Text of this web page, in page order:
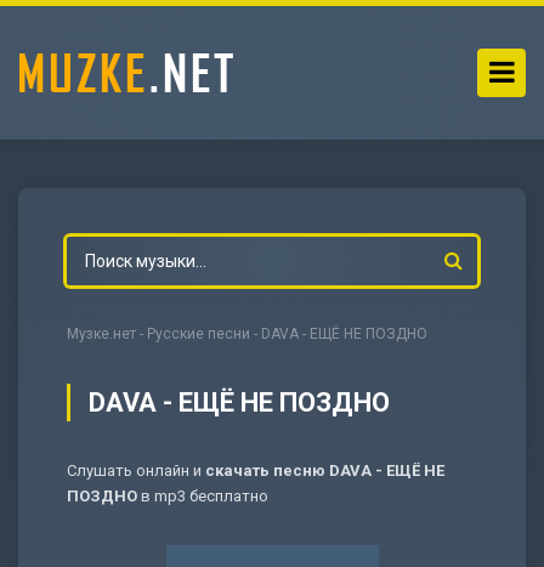
Музке.нет - Русские песни - DAVA - ЕЩЁ НЕ ПОЗДНО
DAVA - ЕЩЁ НЕ ПОЗДНО
Слушать онлайн и скачать песню DAVA - ЕЩЁ НЕ
ПОЗДНО в mp3 бесплатно